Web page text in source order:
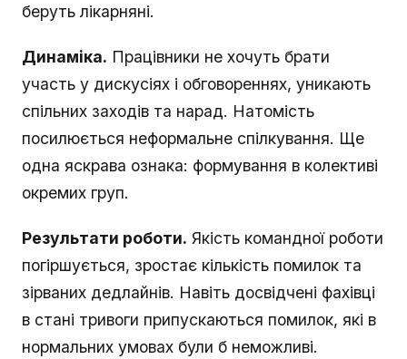
беруть лікарняні.
Динаміка. Працівники не хочуть брати
участь у дискусіях і обговореннях, уникають
спільних заходів та нарад. Натомість
посилюється неформальне спілкування. Ще
одна яскрава ознака: формування в колективі
окремих груп.
Результати роботи. Якість командної роботи
погіршується, зростає кількість помилок та
зірваних дедлайнів. Навіть досвідчені фахівці
в стані тривоги припускаються помилок, які в
нормальних умовах були б неможливі.